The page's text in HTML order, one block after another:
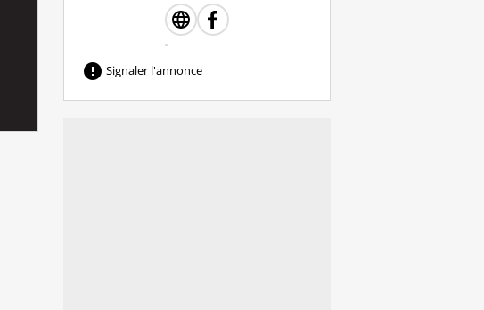
 Signaler l'annonce